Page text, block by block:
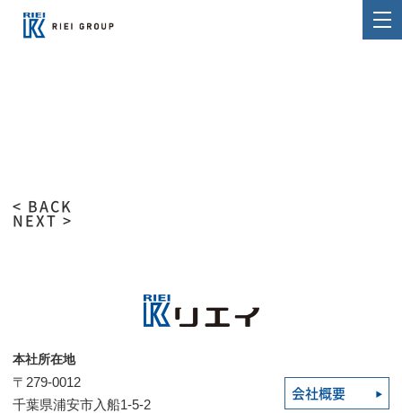
< BACK
NEXT >
本社所在地
〒279-0012
千葉県浦安市入船1-5-2
会社概要